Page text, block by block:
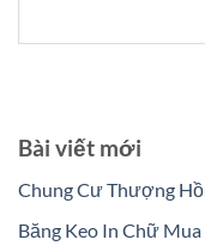
Bài viết mới
Chung Cư Thượng
Băng Keo In Chữ